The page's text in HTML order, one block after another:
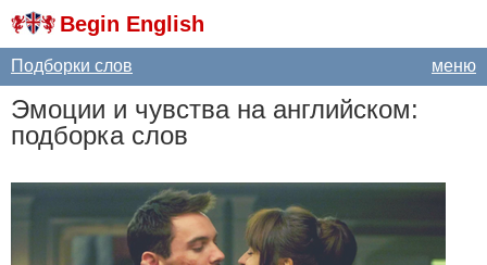
Begin English
меню
Подборки слов
Эмоции и чувства на английском:
подборка слов